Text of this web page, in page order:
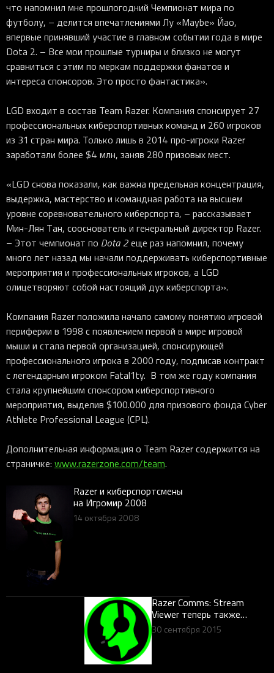
что напомнил мне прошлогодний Чемпионат мира по
футболу, – делится впечатлениями Лу «Maybe» Йао,
впервые принявший участие в главном событии года в мире
Dota 2. – Все мои прошлые турниры и близко не могут
сравниться с этим по меркам поддержки фанатов и
интереса спонсоров. Это просто фантастика».
LGD входит в состав Team Razer. Компания спонсирует 27
профессиональных киберспортивных команд и 260 игроков
из 31 стран мира. Только лишь в 2014 про-игроки Razer
заработали более $4 млн, заняв 280 призовых мест.
«LGD снова показали, как важна предельная концентрация,
выдержка, мастерство и командная работа на высшем
уровне соревновательного киберспорта, – рассказывает
Мин-Лян Тан, сооснователь и генеральный директор Razer.
– Этот чемпионат по Dota2еще раз напомнил, почему
много лет назад мы начали поддерживать киберспортивные
мероприятия и профессиональных игроков, а LGD
олицетворяют собой настоящий дух киберспорта».
Компания Razer положила начало самому понятию игровой
периферии в 1998 с появлением первой в мире игровой
мыши и стала первой организацией, спонсирующей
профессионального игрока в 2000 году, подписав контракт
с легендарным игроком Fatal1ty. В том же году компания
стала крупнейшим спонсором киберспортивного
мероприятия, выделив $100.000 для призового фонда Cyber
Athlete Professional League (CPL).
Дополнительная информация о Team Razer содержится на
страничке: www.razerzone.com/team.
Razer и киберспортсмены
на Игромир 2008
14 октября 2008
Razer Comms: Stream
Viewer теперь также
позволяет следить за
киберспортивными
30 сентября 2015